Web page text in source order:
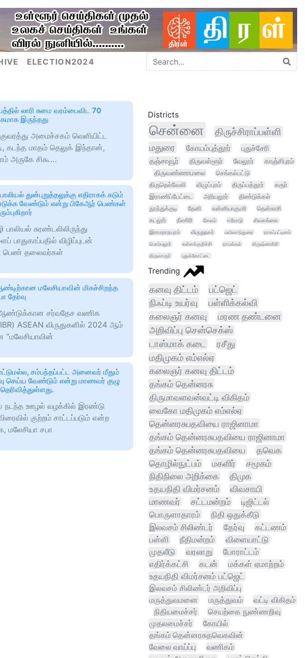
ELECTION2024
லாரி சுமை வரம்பைவிட 70
இருந்தது
அமைச்சகம் வெளியிட்ட
கடந்த மாதம் தெலுக் இந்தான்,
அருகே சிகூ…
துன்புறுத்தலுக்கு எதிராகக் கடும்
வேண்டும் என்று பிகேஆர் பெண்கள்
சுரண்டலிலிருந்து
பாதுகாப்பதில் விழிப்புடன்
பெண் தலைவர்கள்
மலேசியாவின் மிகச்சிறந்த
தேர்வு
சர்வதேச வணிக
ASEAN விருதுகளில் 2024 ஆம்
சம்பந்தப்பட்ட அனைவர் மீதும்
செய்ய வேண்டும் என்று மாணவர் குழு
நடந்த ஊழல் வழக்கில் இரண்டு
குற்றம் சாட்டப்படும் என்ற
மலேசியா சபா
Districts
சென்னை
திருச்சிராப்பள்ளி
மதுரை
கோயம்புத்தூர்
புதுச்சேரி
தஞ்சாவூர்
திருவள்ளூர் வேலூர்
காஞ்சிபுரம்
திருவண்ணாமலை
செங்கல்பட்டு
திருநெல்வேலி
விழுப்புரம் திருப்பத்தூர்
கரூர்
இராணிப்பேட்டை
அரியலூர்
திண்டுக்கல்
தூத்துக்குடி
தேனி கன்னியாகுமரி தென்காசி
கடலூர் நீலகிரி சேலம் ஈரோடு
சிவகங்கை
இராமநாதபுரம்
விருதுநகர் மயிலாடுதுறை
நாகப்பட்டினம்
பெரம்பலூர்
கள்ளக்குறிச்சி நாமக்கல்
கிருஷ்ணகிரி
திருவாரூர்
புதுக்கோட்டை
Trending
கனவு திட்டம் பட்ஜெட்
நிஃப்டி உயர்வு
பள்ளிக்கல்வி
கலைஞர் கனவு
மரண தண்டனை
அறிவிப்பு சென்செக்ஸ்
டாஸ்மாக் கடை
ரசீது
மதிமுகம் எம்எல்ஏ
கலைஞர் கனவு திட்டம்
தங்கம் தென்னரசு
திருமாவளவன்வட்டி விகிதம்
வைகோ மதிமுகம் எம்எல்ஏ
தென்னரசுபதவியை ராஜினாமா
தங்கம் தென்னரசுபதவியை ராஜினாமா
தங்கம் தென்னரசுபதவியை
தவெக
தொழில்நுட்பம் மகளிர்
சமூகம்
நிதிநிலை அறிக்கை
திமுக
உதயநிதி விமர்சனம்
விவசாயி
மாணவர்
சட்டமன்றம்
டிஜிட்டல்
பொருளாதாரம்
நிதி ஒதுக்கீடு
இலவசம் சிலிண்டர்
தேர்வு
கட்டணம்
பள்ளி
நீதிமன்றம்
விளையாட்டு
முதலீடு
வரலாறு
போராட்டம்
எதிர்க்கட்சி
கடன்
மக்கள் ஏமாற்றம்
உதயநிதி விமர்சனம் பட்ஜெட்
இலவசம் சிலிண்டர் அறிவிப்பு
மருத்துவமனை
மருத்துவம்
வட்டி விகிதம்
நிதியமைச்சர்
செயற்கை நுண்ணறிவு
முதலமைச்சர்
கோயில்
தங்கம் தென்னரசுதவெகவின்
வேலை வாய்ப்பு
வணிகம்